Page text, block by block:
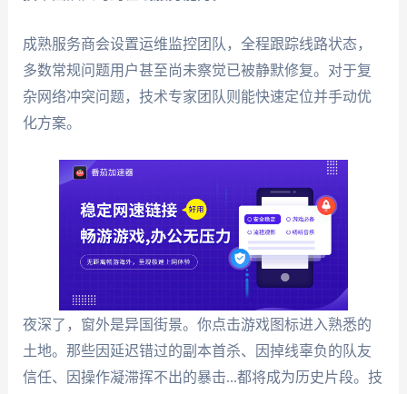
成熟服务商会设置运维监控团队，全程跟踪线路状态，
多数常规问题用户甚至尚未察觉已被静默修复。对于复
杂网络冲突问题，技术专家团队则能快速定位并手动优
化方案。
夜深了，窗外是异国街景。你点击游戏图标进入熟悉的
土地。那些因延迟错过的副本首杀、因掉线辜负的队友
信任、因操作凝滞挥不出的暴击...都将成为历史片段。技